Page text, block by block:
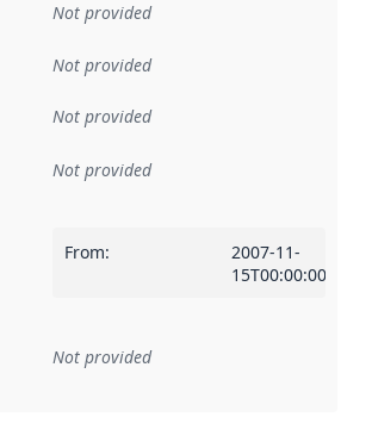
Not provided
Not provided
Not provided
Not provided
From:
2007-11-
15T00:00:00Z
to an implementation rule or other
Not provided